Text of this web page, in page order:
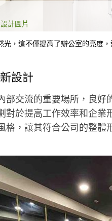
計圖片
，這不僅提高了辦公室的亮度
設計
部交流的重要場所，良好
對於提高工作效率和企業
格，讓其符合公司的整體